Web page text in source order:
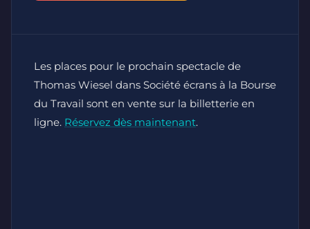
Les places pour le prochain spectacle de
Thomas Wiesel dans Société écrans à la Bourse
du Travail sont en vente sur la billetterie en
ligne. Réservez dès maintenant.